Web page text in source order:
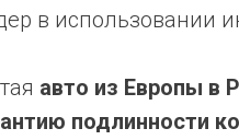
использовании
авто из Европы в
подлинности